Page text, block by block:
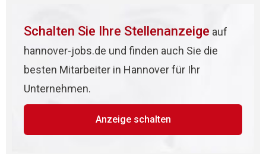
Schalten Sie Ihre Stellenanzeige auf
hannover-jobs.de und finden auch Sie die
besten Mitarbeiter in Hannover für Ihr
Unternehmen.
Anzeige schalten